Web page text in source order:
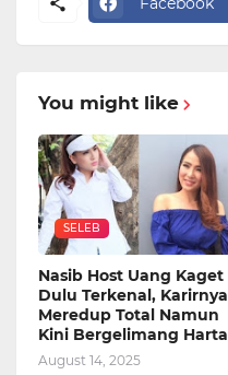
You might like
SELEB
Nasib Host Uang Kaget
Dulu Terkenal, Karirnya
Meredup Total Namun
Kini Bergelimang Harta
August 14, 2025